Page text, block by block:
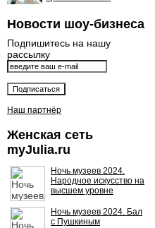
Новости шоу-бизнеса
Подпишитесь на нашу
рассылку
Наш партнёр
Женская сеть
myJulia.ru
Ночь музеев 2024.
Народное искусство на
высшем уровне
Ночь музеев 2024. Бал
с Пушкиным